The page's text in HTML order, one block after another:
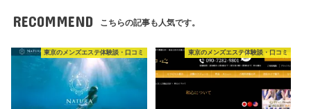
RECOMMEND こちらの記事も人気です。
東京のメンズエステ体験談・口コミ 東京のメンズエステ体験談・口コミ